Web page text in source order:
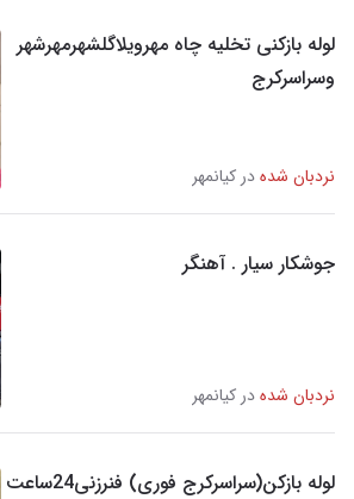
لوله بازکنی تخلیه چاه مهرویلاگلشهرمهرشهر
وسراسرکرج
نردبان شدهدر کیانمهر
جوشکار سیار . آهنگر
نردبان شدهدر کیانمهر
لوله بازکن(سراسرکرج فوری) فنرزنی24ساعت